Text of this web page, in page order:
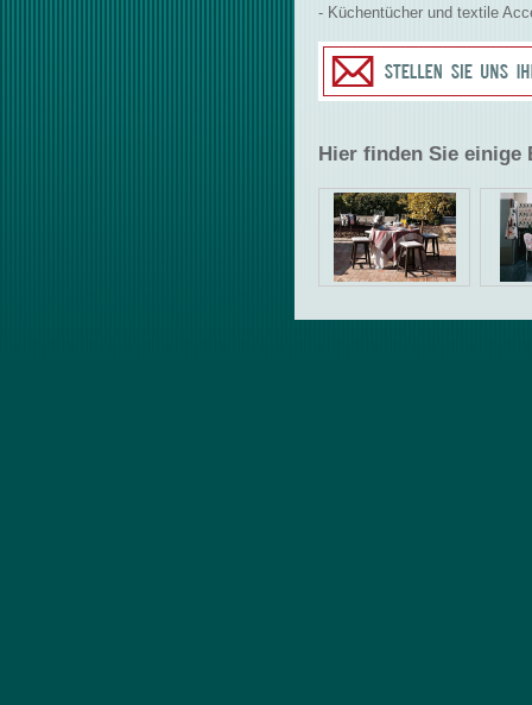
- Küchentücher und textile
Hier finden Sie einige